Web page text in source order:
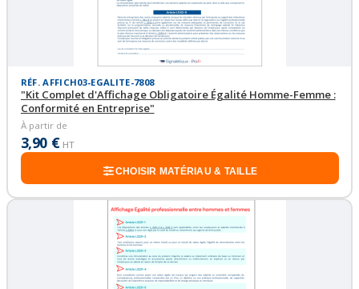
RÉF. AFFICH03-EGALITE-7808
"Kit Complet d'Affichage Obligatoire Égalité Homme-Femme :
Conformité en Entreprise"
À partir de
3,90 € HT
CHOISIR MATÉRIAU & TAILLE